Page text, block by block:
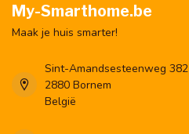
My-Smarthome.be
Maak je huis smarter!
Sint-Amandsesteenweg 382
2880 Bornem
België